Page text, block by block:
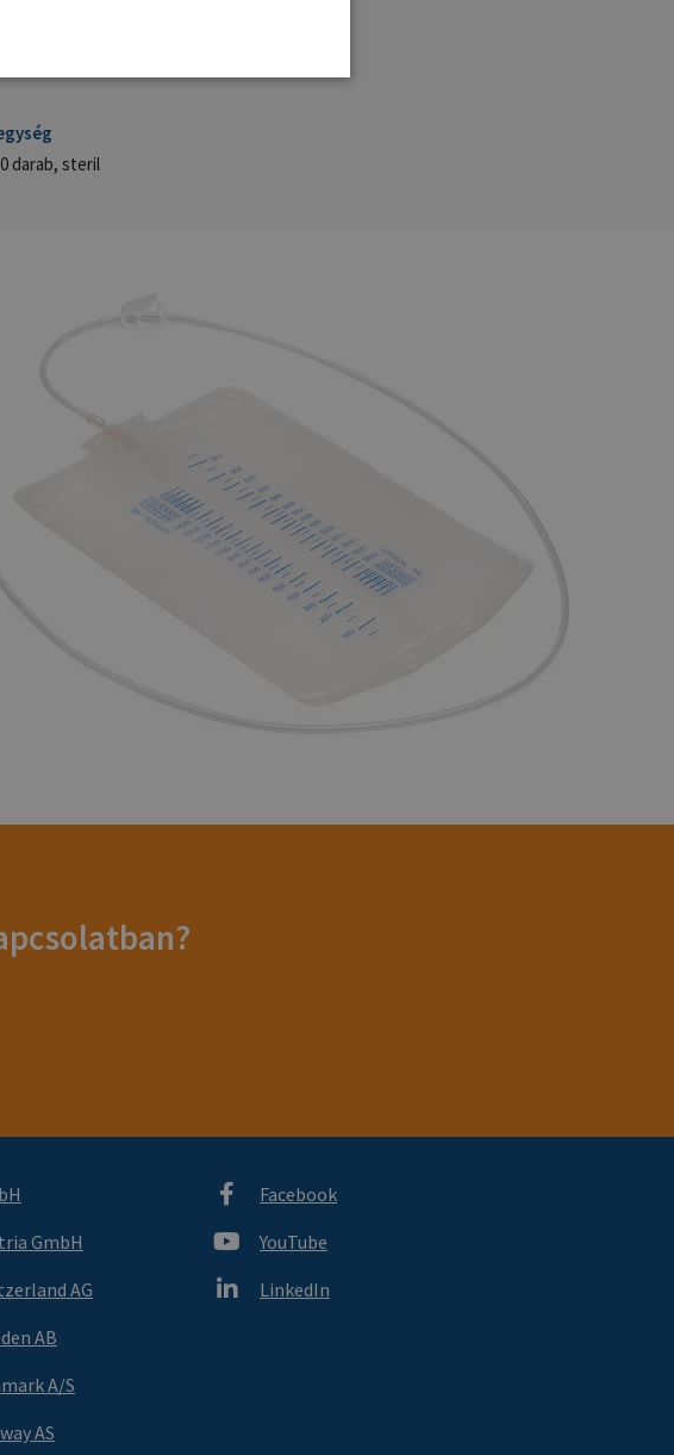
darab, steril
GmbH
AG
AB
A/S
AS
Facebook
YouTube
LinkedIn